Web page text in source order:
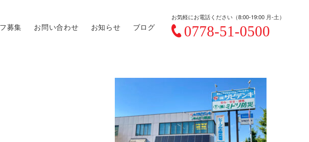
募集 お問い合わせ お知らせ ブログ
お気軽にお電話ください（8:00-19:00 月-土）